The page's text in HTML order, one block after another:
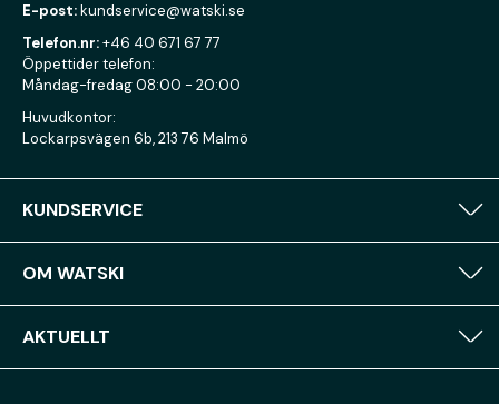
E-post:kundservice@watski.se
Telefon.nr:+46 40 671 67 77
Öppettider telefon:
Måndag-fredag 08:00 - 20:00
Huvudkontor:
Lockarpsvägen 6b, 213 76 Malmö
KUNDSERVICE
OM WATSKI
AKTUELLT